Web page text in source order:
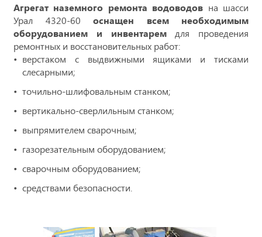
Агрегат наземного ремонта водоводов на шасси
Урал 4320-60 оснащен всем необходимым
оборудованием и инвентаремдля проведения
ремонтных и восстановительных работ:
верстаком с выдвижными ящиками и тисками
слесарными;
точильно-шлифовальным станком;
вертикально-сверлильным станком;
выпрямителем сварочным;
газорезательным оборудованием;
сварочным оборудованием;
средствами безопасности.